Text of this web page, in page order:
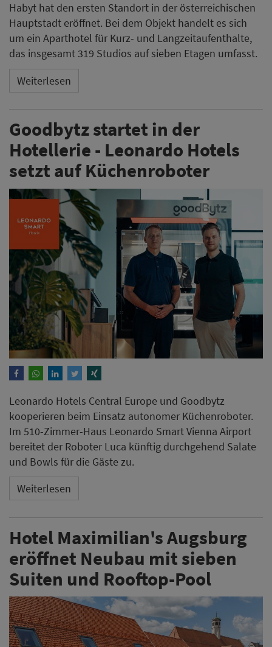
Habyt hat den ersten Standort in der österreichischen
Hauptstadt eröffnet. Bei dem Objekt handelt es sich
um ein Aparthotel für Kurz- und Langzeitaufenthalte,
das insgesamt 319 Studios auf sieben Etagen umfasst.
Weiterlesen
Goodbytz startet in der
Hotellerie - Leonardo Hotels
setzt auf Küchenroboter
Leonardo Hotels Central Europe und Goodbytz
kooperieren beim Einsatz autonomer Küchenroboter.
Im 510-Zimmer-Haus Leonardo Smart Vienna Airport
bereitet der Roboter Luca künftig durchgehend Salate
und Bowls für die Gäste zu.
Weiterlesen
Hotel Maximilian's Augsburg
eröffnet Neubau mit sieben
Suiten und Rooftop-Pool